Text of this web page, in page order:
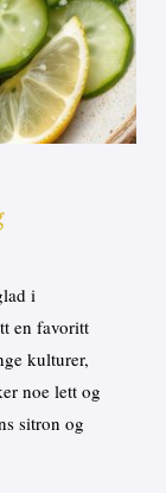
i
en favoritt
kulturer,
noe lett og
sitron og